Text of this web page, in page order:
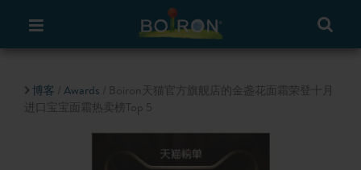
博客 Awards / Boiron天猫官方旗舰店的金盏花面霜荣登十月
进口宝宝面霜热卖榜Top 5